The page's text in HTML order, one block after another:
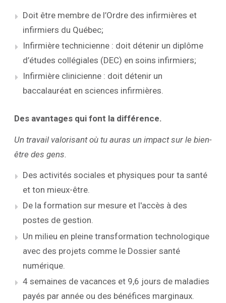
Doit être membre de l’Ordre des infirmières et
infirmiers du Québec;
Infirmière technicienne : doit détenir un diplôme
d’études collégiales (DEC) en soins infirmiers;
Infirmière clinicienne : doit détenir un
baccalauréat en sciences infirmières.
Des avantages qui font la différence.
Un travail valorisant où tu auras un impact sur le bien-
être des gens.
Des activités sociales et physiques pour ta santé
et ton mieux-être.
De la formation sur mesure et l'accès à des
postes de gestion.
Un milieu en pleine transformation technologique
avec des projets comme le Dossier santé
numérique.
4 semaines de vacances et 9,6 jours de maladies
payés par année ou des bénéfices marginaux.